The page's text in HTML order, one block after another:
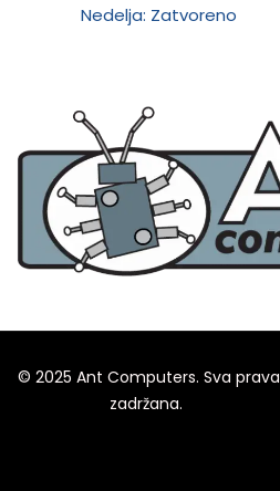
Nedelja: Zatvoreno
© 2025 Ant Computers. Sva prava
zadržana.